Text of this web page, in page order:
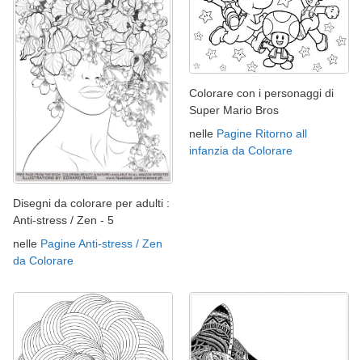
Disegni da colorare per adulti :
Anti-stress / Zen - 5
nelle Pagine Anti-stress / Zen
da Colorare
Colorare con i personaggi di
Super Mario Bros
nelle Pagine Ritorno all
infanzia da Colorare